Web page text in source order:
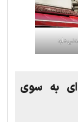
دارد
به سوی